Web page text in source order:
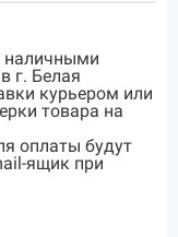
наличными
г. Белая
курьером или
товара на
оплаты будут
ящик при